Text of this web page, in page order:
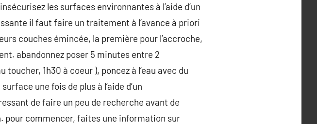
les surfaces environnantes à l’aide d’un
il faut faire un traitement à l’avance à priori
couches émincée, la première pour l’accroche,
abandonnez poser 5 minutes entre 2
1h30 à coeur ), poncez à l’eau avec du
une fois de plus à l’aide d’un
de faire un peu de recherche avant de
pour commencer, faites une information sur